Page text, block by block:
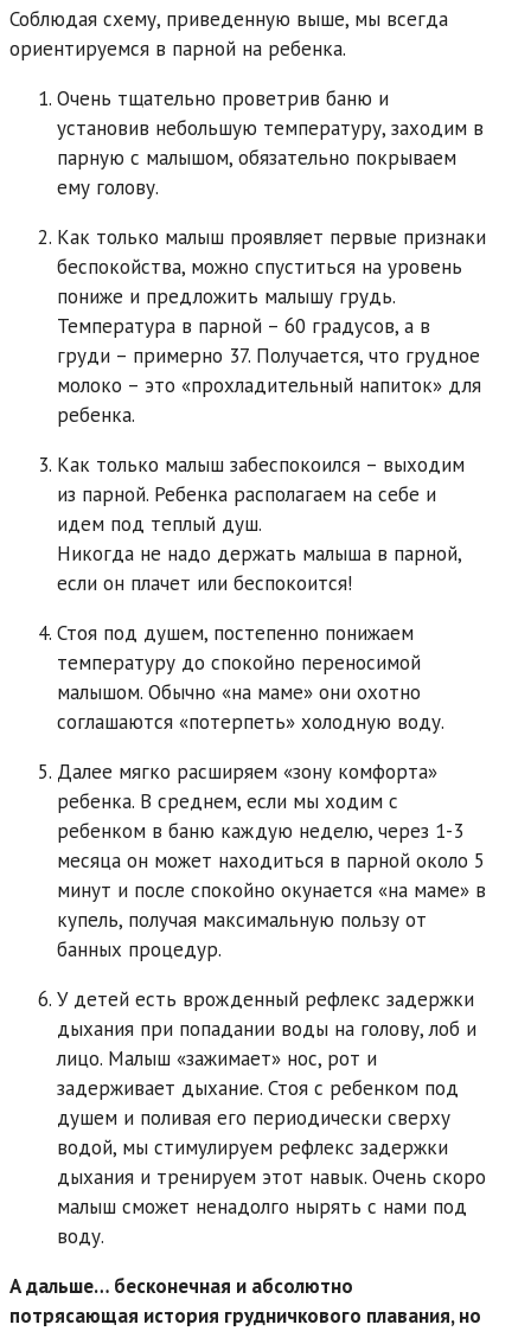
Соблюдая схему, приведенную выше, мы всегда
ориентируемся в парной на ребенка.
Очень тщательно проветрив баню и
установив небольшую температуру, заходим в
парную с малышом, обязательно покрываем
ему голову.
Как только малыш проявляет первые признаки
беспокойства, можно спуститься на уровень
пониже и предложить малышу грудь.
Температура в парной – 60 градусов, а в
груди – примерно 37. Получается, что грудное
молоко – это «прохладительный напиток» для
ребенка.
Как только малыш забеспокоился – выходим
из парной. Ребенка располагаем на себе и
идем под теплый душ.
Никогда не надо держать малыша в парной,
если он плачет или беспокоится!
Стоя под душем, постепенно понижаем
температуру до спокойно переносимой
малышом. Обычно «на маме» они охотно
соглашаются «потерпеть» холодную воду.
Далее мягко расширяем «зону комфорта»
ребенка. В среднем, если мы ходим с
ребенком в баню каждую неделю, через 1-3
месяца он может находиться в парной около 5
минут и после спокойно окунается «на маме» в
купель, получая максимальную пользу от
банных процедур.
У детей есть врожденный рефлекс задержки
дыхания при попадании воды на голову, лоб и
лицо. Малыш «зажимает» нос, рот и
задерживает дыхание. Стоя с ребенком под
душем и поливая его периодически сверху
водой, мы стимулируем рефлекс задержки
дыхания и тренируем этот навык. Очень скоро
малыш сможет ненадолго нырять с нами под
воду.
А дальше… бесконечная и абсолютно
потрясающая история грудничкового плавания, но